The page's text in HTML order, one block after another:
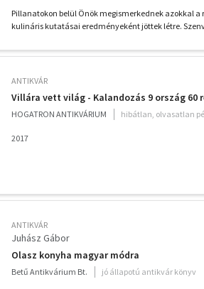
Pillanatokon belül Önök megismerkednek azokkal a
kulináris kutatásai eredményeként jöttek létre.
ANTIKVÁR
Villára vett világ - Kalandozás 9 ország 60
HOGATRON ANTIKVÁRIUM hibátlan, olvasatlan
2017
ANTIKVÁR
Juhász Gábor
Olasz konyha magyar módra
Betű Antikvárium Bt. jó állapotú antikvár könyv